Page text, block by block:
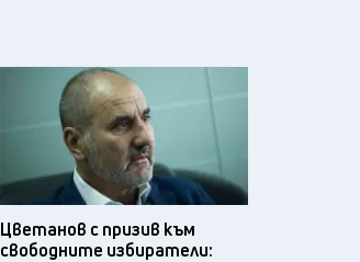
Цветанов с призив към
свободните избиратели: